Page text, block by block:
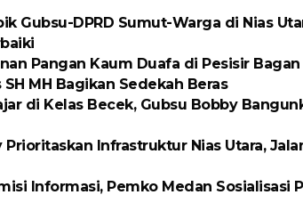
Gubsu-DPRD Sumut-Warga di Nias
Pangan Kaum Duafa di Pesisir
MH Bagikan Sedekah Beras
di Kelas Becek, Gubsu Bobby
Prioritaskan Infrastruktur Nias Utara,
Informasi, Pemko Medan Sosialisasi